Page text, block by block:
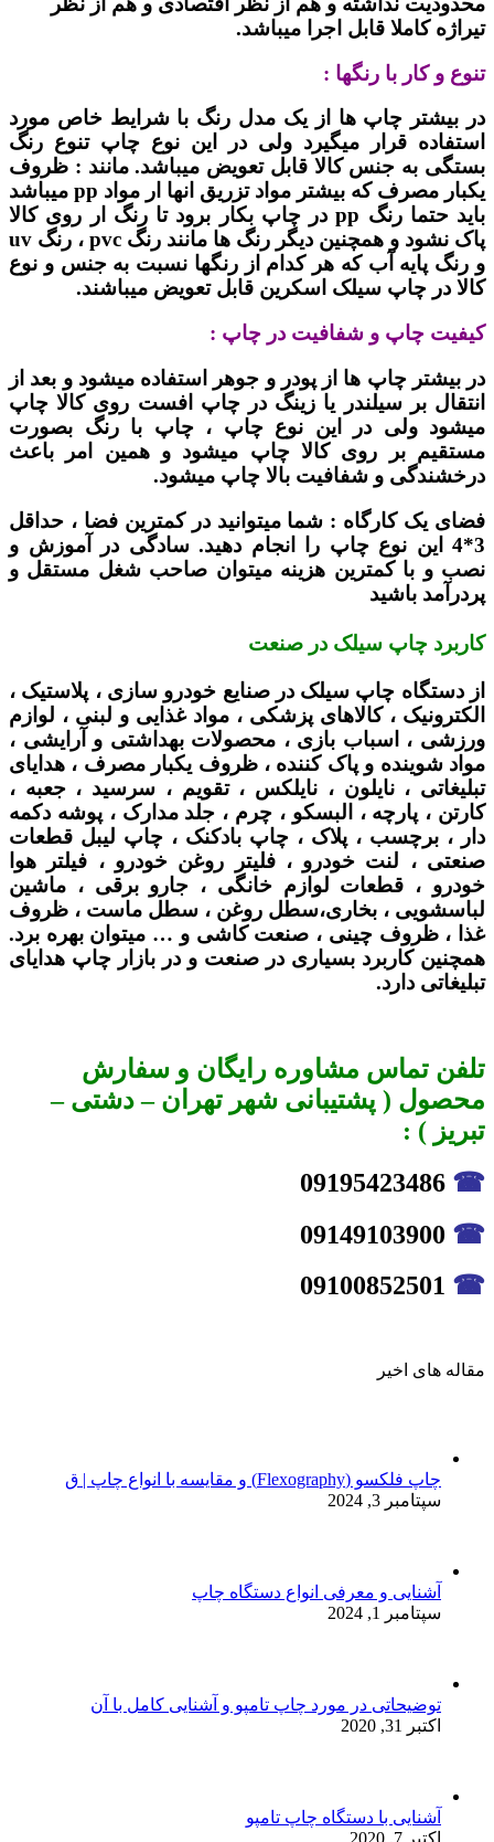
تیراژه کاملا قابل اجرا میباشد.
تنوع و کار با رنگها :
در بیشتر چاپ ها از یک مدل رنگ با شرایط خاص مورد
استفاده قرار میگیرد ولی در این نوع چاپ تنوع رنگ
بستگی به جنس کالا قابل تعویض میباشد. مانند : ظروف
یکبار مصرف که بیشتر مواد تزریق انها ار مواد pp میباشد
باید حتما رنگ pp در چاپ بکار برود تا رنگ ار روی کالا
پاک نشود و همچنین دیگر رنگ ها مانند رنگ pvc ، رنگ uv
و رنگ پایه آب که هر کدام از رنگها نسبت به جنس و نوع
کالا در چاپ سیلک اسکرین قابل تعویض میباشند.
کیفیت چاپ و شفافیت در چاپ :
در بیشتر چاپ ها از پودر و جوهر استفاده میشود و بعد از
انتقال بر سیلندر یا زینگ در چاپ افست روی کالا چاپ
میشود ولی در این نوع چاپ ، چاپ با رنگ بصورت
مستقیم بر روی کالا چاپ میشود و همین امر باعث
درخشندگی و شفافیت بالا چاپ میشود.
فضای یک کارگاه : شما میتوانید در کمترین فضا ، حداقل
3*4 این نوع چاپ را انجام دهید. سادگی در آموزش و
نصب و با کمترین هزینه میتوان صاحب شغل مستقل و
پردرآمد باشید
کاربرد چاپ سیلک در صنعت
از دستگاه چاپ سیلک در صنایع خودرو سازی ، پلاستیک ،
الکترونیک ، کالاهای پزشکی ، مواد غذایی و لبنی ، لوازم
ورزشی ، اسباب بازی ، محصولات بهداشتی و آرایشی ،
مواد شوینده و پاک کننده ، ظروف یکبار مصرف ، هدایای
تبلیغاتی ، نایلون ، نایلکس ، تقویم ، سرسید ، جعبه ،
کارتن ، پارچه ، البسکو ، چرم ، جلد مدارک ، پوشه دکمه
دار ، برچسب ، پلاک ، چاپ بادکنک ، چاپ لیبل قطعات
صنعتی ، لنت خودرو ، فلیتر روغن خودرو ، فیلتر هوا
خودرو ، قطعات لوازم خانگی ، جارو برقی ، ماشین
لباسشویی ، بخاری،سطل روغن ، سطل ماست ، ظروف
غذا ، ظروف چینی ، صنعت کاشی و … میتوان بهره برد.
همچنین کاربرد بسیاری در صنعت و در بازار چاپ هدایای
تبلیغاتی دارد.
تلفن تماس مشاوره رایگان و سفارش
محصول ( پشتیبانی شهر تهران – دشتی –
تبریز ) :
☎
☎
☎
مقاله های اخیر
چاپ فلکسو (Flexography) و مقایسه با انواع چاپ | ق
سپتامبر 3, 2024
آشنایی و معرفی انواع دستگاه چاپ
سپتامبر 1, 2024
توضیحاتی در مورد چاپ تامپو و آشنایی کامل با آن
اکتبر 31, 2020
آشنایی با دستگاه چاپ تامپو
اکتبر 7, 2020